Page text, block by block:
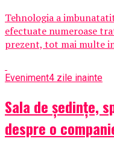
Tehnologia a
efectuate numeroase
prezent, tot mai multe
Eveniment4 zile inainte
Sala de ședințe,
despre o